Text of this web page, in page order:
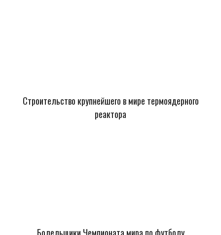
Строительство крупнейшего в мире термоядерного
реактора